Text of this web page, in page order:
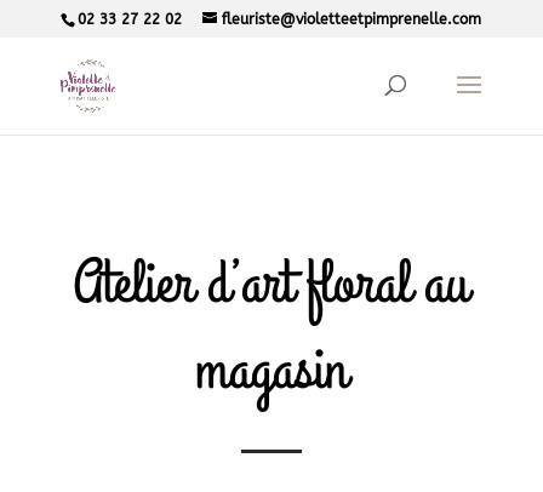
02 33 27 22 02 fleuriste@violetteetpimprenelle.com
Atelier d’art floral au
magasin